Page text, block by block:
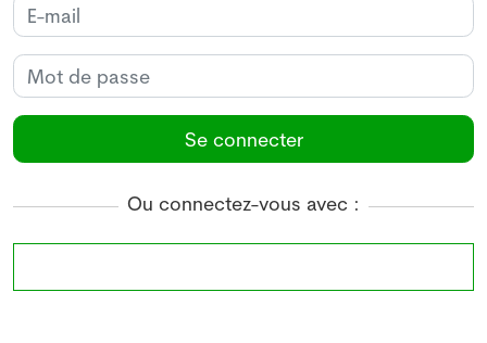
Se connecter
Ou connectez-vous avec :